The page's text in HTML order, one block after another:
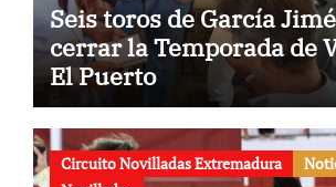
Seis toros de García
cerrar la Temporada de
El Puerto
Circuito Novilladas Extremadura